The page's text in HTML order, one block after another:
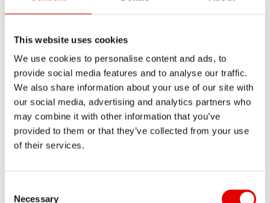
This website uses cookies
We use cookies to personalise content and ads, to
provide social media features and to analyse our traffic.
We also share information about your use of our site with
our social media, advertising and analytics partners who
may combine it with other information that you’ve
provided to them or that they’ve collected from your use
of their services.
Necessary
5.2 Informacje o planowanych lub
podejmowanych przez podatnika działaniach
restrukturyzacyjnych
W roku podatkowym 2020 Spółka nie planowała i